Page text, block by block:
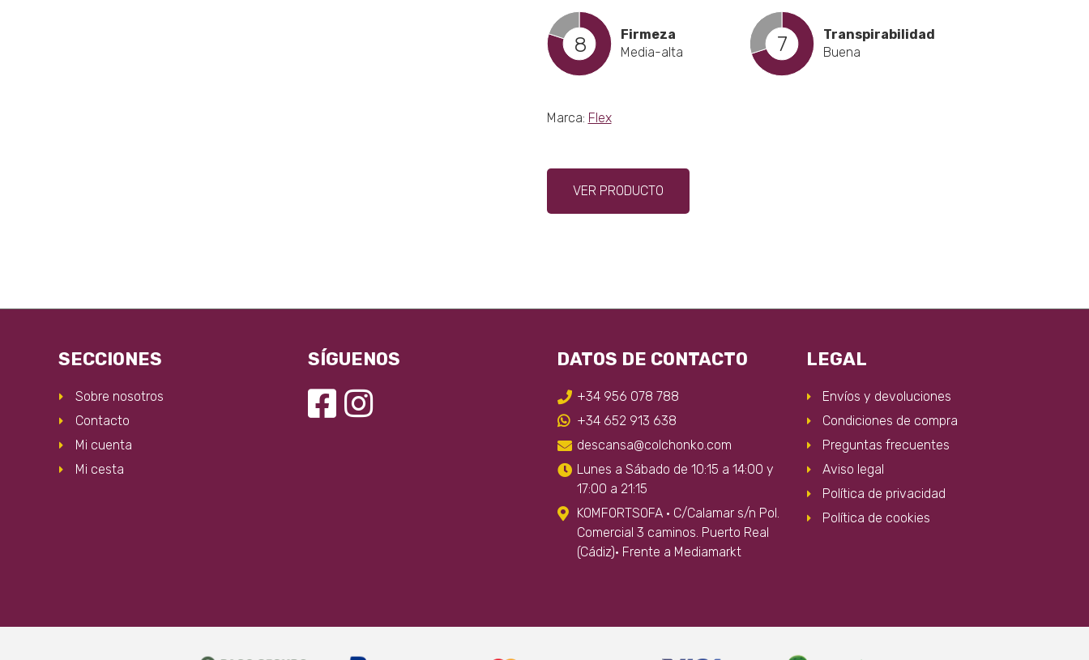
8
Firmeza
Media-alta
7
Transpirabilidad
Buena
Marca: Flex
VER PRODUCTO
Este
tiene
se
elegir
producto
SECCIONES
Sobre nosotros
Contacto
Mi cuenta
Mi cesta
SÍGUENOS DATOS DE CONTACTO
+34 956 078 788
+34 652 913 638
descansa@colchonko.com
Lunes a Sábado de 10:15 a 14:00 y
17:00 a 21:15
KOMFORTSOFA · C/Calamar s/n Pol.
Comercial 3 caminos. Puerto Real
(Cádiz)· Frente a Mediamarkt
LEGAL
Envíos y devoluciones
Condiciones de compra
Preguntas frecuentes
Aviso legal
Política de privacidad
Política de cookies